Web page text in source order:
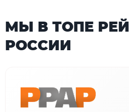
МЫ В ТОПЕ
РОССИИ